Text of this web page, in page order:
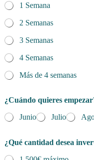
1 Semana
2 Semanas
3 Semanas
4 Semanas
Más de 4 semanas
¿Cuándo quieres
Junio
Julio
¿Qué cantidad desea